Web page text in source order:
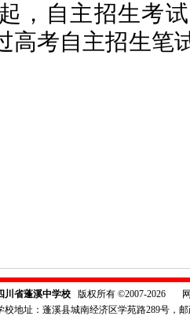
，自主招生考
高考自主招生笔
川省蓬溪中学校 版权所有 ©2007-2026 网
校地址：蓬溪县城南经济区学苑路289号，邮